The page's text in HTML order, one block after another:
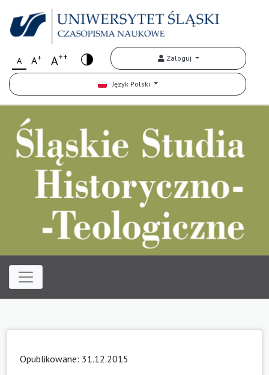
A A+ A++ Zaloguj
Język Polski
Opublikowane: 31.12.2015